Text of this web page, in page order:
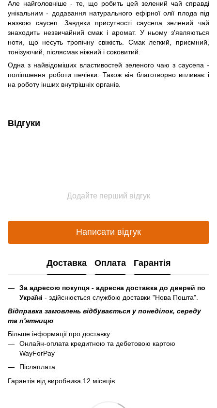
Але найголовніше - те, що робить цей зелений чай справді
унікальним - додавання натурального ефірної олії плода під
назвою саусеп. Завдяки присутності саусепа зелений чай
знаходить незвичайний смак і аромат. У ньому з'являються
ноти, що несуть тропічну свіжість. Смак легкий, приємний,
тонізуючий, післясмак ніжний і соковитий.
Одна з найвідоміших властивостей зеленого чаю з саусепа -
поліпшення роботи печінки. Також він благотворно впливає і
на роботу інших внутрішніх органів.
Відгуки
Додайте перший відгук
Написати відгук
Доставка Оплата Гарантія
За адресою покупця - адресна доставка до дверей по
Україні - здійснюється службою доставки "Нова Пошта".
Відправка замовлень відбувається у понеділок, середу
та п'ятницю
Більше інформації про доставку
Онлайн-оплата кредитною та дебетовою картою
WayForPay
Післяплата
Гарантія від виробника 12 місяців.